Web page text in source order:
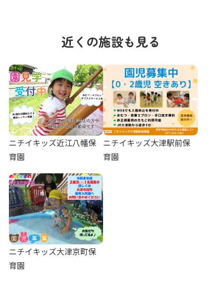
近くの施設も見る
ニチイキッズ近江八幡保
育園
ニチイキッズ大津駅前保
育園
ニチイキッズ大津京町保
育園